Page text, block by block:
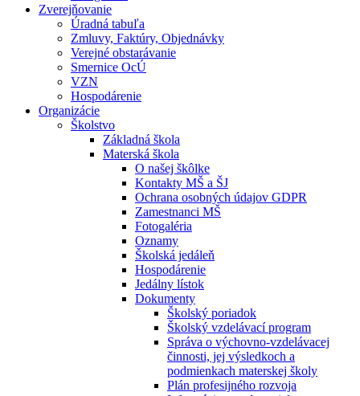
Zverejňovanie
Úradná tabuľa
Zmluvy, Faktúry, Objednávky
Verejné obstarávanie
Smernice OcÚ
VZN
Hospodárenie
Organizácie
Školstvo
Základná škola
Materská škola
O našej škôlke
Kontakty MŠ a ŠJ
Ochrana osobných údajov GDPR
Zamestnanci MŠ
Fotogaléria
Oznamy
Školská jedáleň
Hospodárenie
Jedálny lístok
Dokumenty
Školský poriadok
Školský vzdelávací program
Správa o výchovno-vzdelávacej
činnosti, jej výsledkoch a
podmienkach materskej školy
Plán profesijného rozvoja